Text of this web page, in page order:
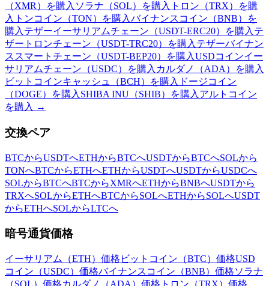
（XMR）を購入 ソラナ（SOL）を購入 トロン（TRX）を購
入 トンコイン（TON）を購入バイナンスコイン（BNB）を
購入 テザーイーサリアムチェーン（USDT-ERC20）を購入 テ
ザートロンチェーン（USDT-TRC20）を購入 テザーバイナン
ススマートチェーン（USDT-BEP20）を購入USDコインイー
サリアムチェーン（USDC）を購入 カルダノ（ADA）を購入
ビットコインキャッシュ（BCH）を購入 ドージコイン
（DOGE）を購入 SHIBA INU（SHIB）を購入 アルトコイン
を購入 →
交換ペア
BTCからUSDTへETHからBTCへUSDTからBTCへSOLから
TONへBTCからETHへETHからUSDTへUSDTからUSDCへ
SOLからBTCへBTCからXMRへETHからBNBへUSDTから
TRXへSOLからETHへBTCからSOLへETHからSOLへUSDT
からETHへSOLからLTCへ
暗号通貨価格
イーサリアム（ETH）価格 ビットコイン（BTC）価格USD
コイン（USDC）価格バイナンスコイン（BNB）価格ソラナ
（SOL）価格カルダノ（ADA）価格 トロン（TRX）価格